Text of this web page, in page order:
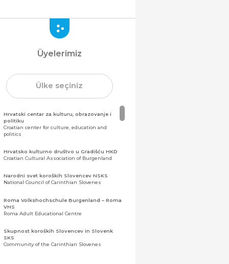
Üyelerimiz
Ülke seçiniz
Hrvatski centar za kulturu, obrazovanje i
politiku
Croatian center for culture, education and
politics
Hrvatsko kulturno društvo u Gradišću HKD
Croatian Cultural Association of Burgenland
Narodni svet koroških Slovencev NSKS
National Council of Carinthian Slovenes
Roma Volkshochschule Burgenland – Roma
VHS
Roma Adult Educational Centre
Skupnost koroških Slovencev in Slovenk
SKS
Community of the Carinthian Slovenes